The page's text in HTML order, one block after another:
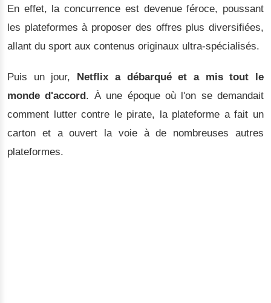
En effet, la concurrence est devenue féroce, poussant
les plateformes à proposer des offres plus diversifiées,
allant du sport aux contenus originaux ultra-spécialisés.
Puis un jour, Netflix a débarqué et a mis tout le
monde d'accord. À une époque où l'on se demandait
comment lutter contre le pirate, la plateforme a fait un
carton et a ouvert la voie à de nombreuses autres
plateformes.